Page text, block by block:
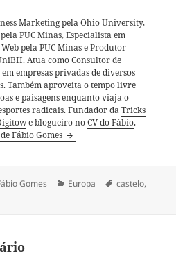
Marketing pela Ohio University,
PUC Minas, Especialista em
pela PUC Minas e Produtor
Atua como Consultor de
empresas privadas de diversos
Também aproveita o tempo livre
e paisagens enquanto viaja o
radicais. Fundador daTricks
e blogueiro noCV do Fábio.
Fábio Gomes
Gomes Categorias
Europa Tags
castelo,